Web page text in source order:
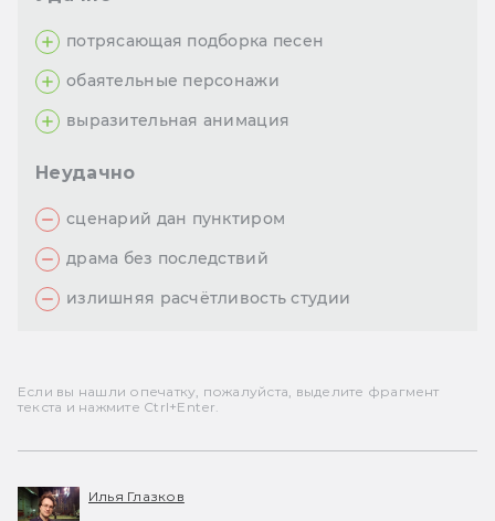
потрясающая подборка песен
обаятельные персонажи
выразительная анимация
Неудачно
сценарий дан пунктиром
драма без последствий
излишняя расчётливость студии
Если вы нашли опечатку, пожалуйста, выделите фрагмент
текста и нажмите Ctrl+Enter.
Илья Глазков